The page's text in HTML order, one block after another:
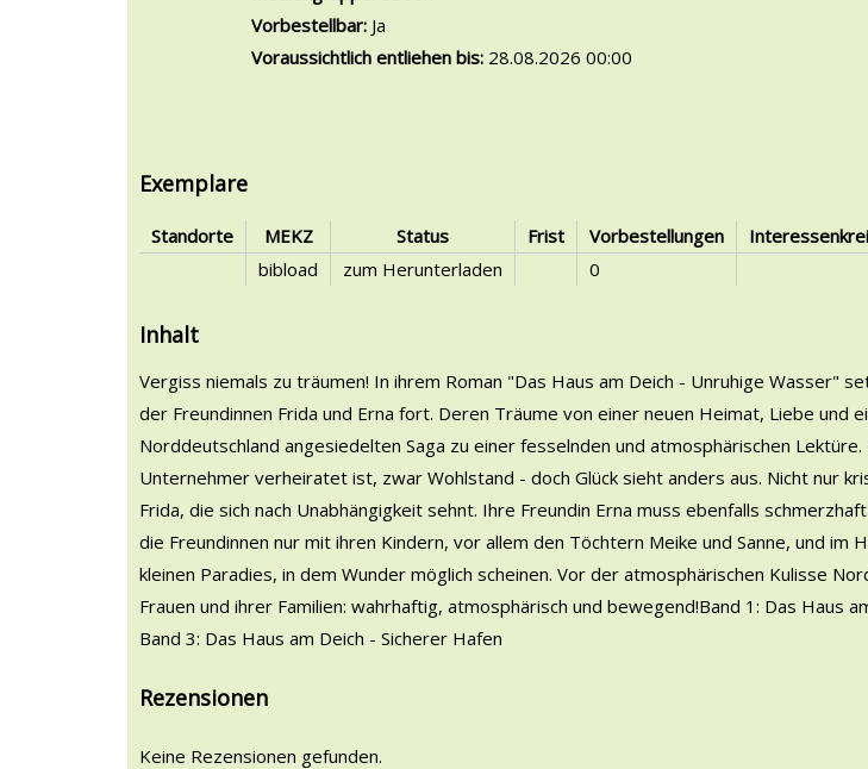
Vorbestellbar: Ja
Voraussichtlich entliehen bis: 28.08.2026 00:00
Exemplare
Standorte MEKZ Status Frist Vorbestellungen
bibload
zum Herunterladen 0
Inhalt
Vergiss niemals zu träumen! In ihrem Roman "Das Haus am Deich - Unruhige Wasser"
der Freundinnen Frida und Erna fort. Deren Träume von einer neuen Heimat, Liebe
Norddeutschland angesiedelten Saga zu einer fesselnden und atmosphärischen
Unternehmer verheiratet ist, zwar Wohlstand - doch Glück sieht anders aus. Nicht nur
Frida, die sich nach Unabhängigkeit sehnt. Ihre Freundin Erna muss ebenfalls
die Freundinnen nur mit ihren Kindern, vor allem den Töchtern Meike und Sanne, und
kleinen Paradies, in dem Wunder möglich scheinen. Vor der atmosphärischen Kulisse
Frauen und ihrer Familien: wahrhaftig, atmosphärisch und bewegend!Band 1: Das Haus
Band 3: Das Haus am Deich - Sicherer Hafen
Rezensionen
Keine Rezensionen gefunden.